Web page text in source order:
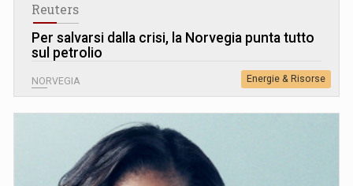
Reuters
Per salvarsi dalla crisi, la Norvegia punta tutto
sul petrolio
NORVEGIA Energie & Risorse